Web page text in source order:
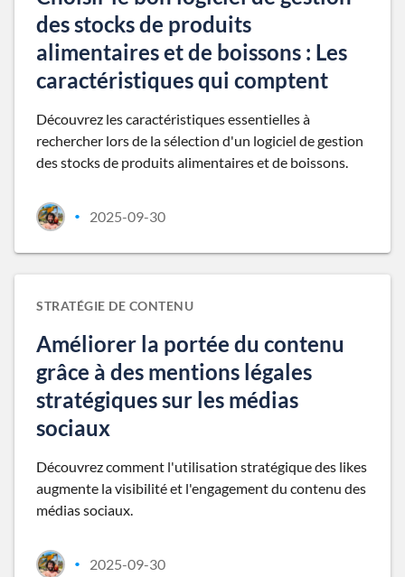
des stocks de produits
alimentaires et de boissons : Les
caractéristiques qui comptent
Découvrez les caractéristiques essentielles à
rechercher lors de la sélection d'un logiciel de gestion
des stocks de produits alimentaires et de boissons.
• 2025-09-30
STRATÉGIE DE CONTENU
Améliorer la portée du contenu
grâce à des mentions légales
stratégiques sur les médias
sociaux
Découvrez comment l'utilisation stratégique des likes
augmente la visibilité et l'engagement du contenu des
médias sociaux.
• 2025-09-30